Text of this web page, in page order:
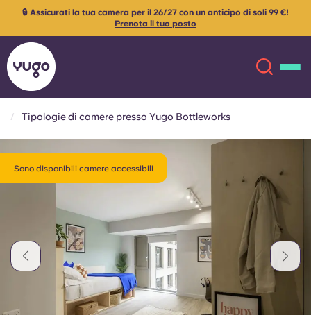
Sedi English (US)
Chinese Español
Català Deutsch
Italian French
🔒 Assicurati la tua camera per il 26/27 con un anticipo di soli 99 €!
Prenota il tuo posto
Tipologie di camere presso Yugo Bottleworks
Sono disponibili camere accessibili